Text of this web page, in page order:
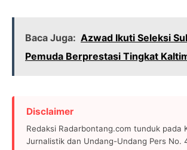
Baca Juga: Azwad Ikuti Seleksi
Pemuda Berprestasi Tingkat
Disclaimer
Redaksi Radarbontang.com tunduk pada
Jurnalistik dan Undang-Undang Pers No.